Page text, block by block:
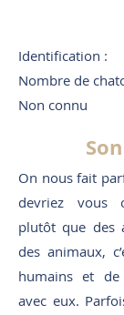
Identification :
Nombre de
Non connu
On nous fait
devriez vous
plutôt que des
des animaux,
humains et
avec eux.